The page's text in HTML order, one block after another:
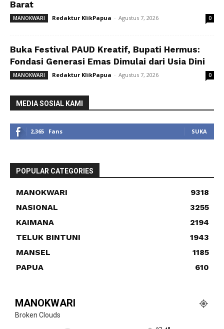
Barat
MANOKWARI Redaktur KlikPapua - Agustus 7, 2026 0
Buka Festival PAUD Kreatif, Bupati Hermus:
Fondasi Generasi Emas Dimulai dari Usia Dini
MANOKWARI Redaktur KlikPapua - Agustus 7, 2026 0
MEDIA SOSIAL KAMI
2,365 Fans SUKA
POPULAR CATEGORIES
MANOKWARI
9318
NASIONAL
3255
KAIMANA
2194
TELUK BINTUNI
1943
MANSEL
1185
PAPUA
610
MANOKWARI
Broken Clouds